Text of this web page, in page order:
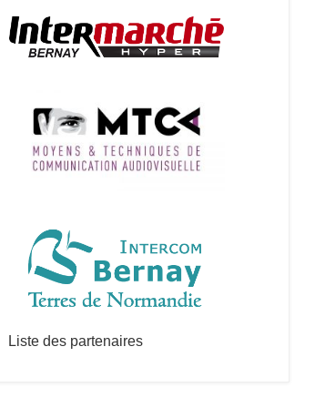
Liste des partenaires